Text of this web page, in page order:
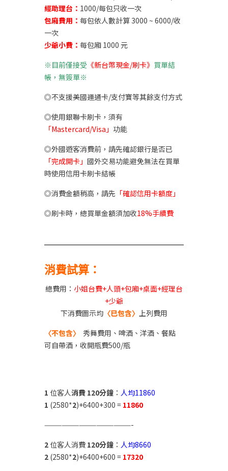
經助理台： 1000/每包只收一次
包廂費用： 每包依人數計算 3000 ~ 6000/收
一次
少爺小費： 每包廂 1000 元
※目前僅接受 《新台幣現金/刷卡》 買單結
帳，無簽單※
◎不支援美國運通卡/支付寶等其餘支付方式
◎使用銀聯卡刷卡，須有
「Mastercard/Visa」 功能
◎外國遊客消費前，請先確認銀行是否已
「完成開卡」 國外交易功能避免無法在買單
時使用信用卡刷卡結帳
◎消費金額稍高，請先 「確認信用卡額度」
◎刷卡時，總買單金額須加收18%手續費
消費試算：
總費用： 小姐台費+人頭+包廂+桌面+經理台
+少爺
下消費圖示均 〈已包含〉 上列費用
〈不包含〉
秀舞費用、啤酒、洋酒、餐點
可自帶酒，收開瓶費500/瓶
1 位客人消費 120分鐘 ： 人均11860
1 (2580*2)+6400+300 = 11860
———————————————-
2 位客人消費 120分鐘 ： 人均8660
2 (2580*2)+6400+600 = 17320